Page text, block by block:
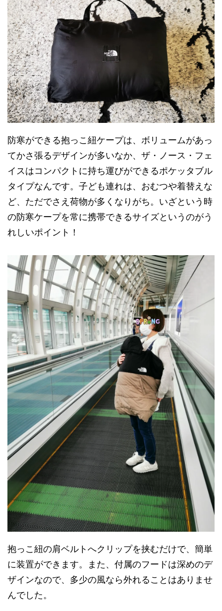
防寒ができる抱っこ紐ケープは、ボリュームがあっ
てかさ張るデザインが多いなか、ザ・ノース・フェ
イスはコンパクトに持ち運びができるポケッタブル
タイプなんです。子ども連れは、おむつや着替えな
ど、ただでさえ荷物が多くなりがち。いざという時
の防寒ケープを常に携帯できるサイズというのがう
れしいポイント！
抱っこ紐の肩ベルトへクリップを挟むだけで、簡単
に装置ができます。また、付属のフードは深めのデ
ザインなので、多少の風なら外れることはありませ
んでした。